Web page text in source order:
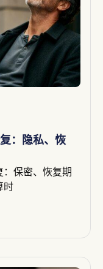
：隐私、恢
保密、恢复期
时